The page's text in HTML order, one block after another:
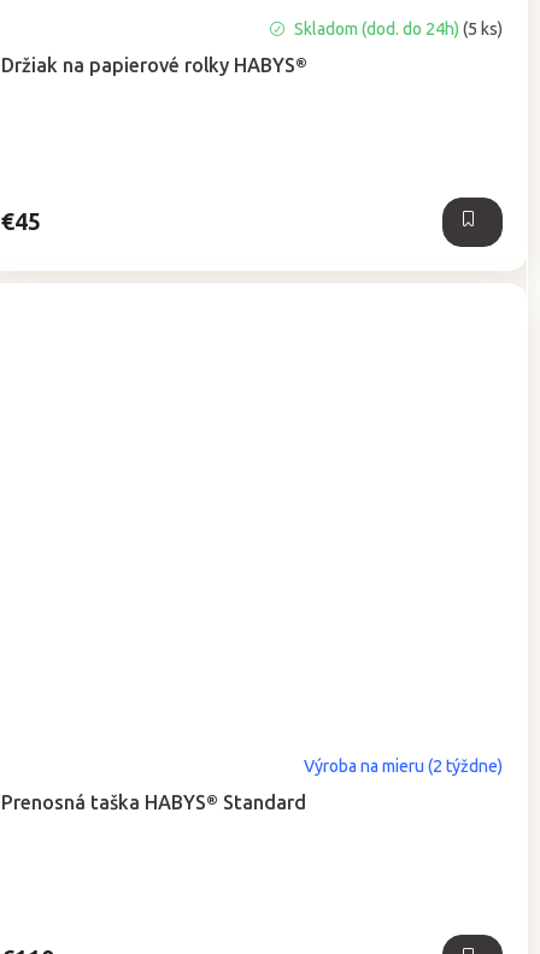
Držiak na papierové rolky HABYS®
hodnotenie
produktu
Skladom (dod. do 24h)(5 ks)
€45
Prenosná taška HABYS® Standard
hodnotenie
produktu
Výroba na mieru (2 týždne)